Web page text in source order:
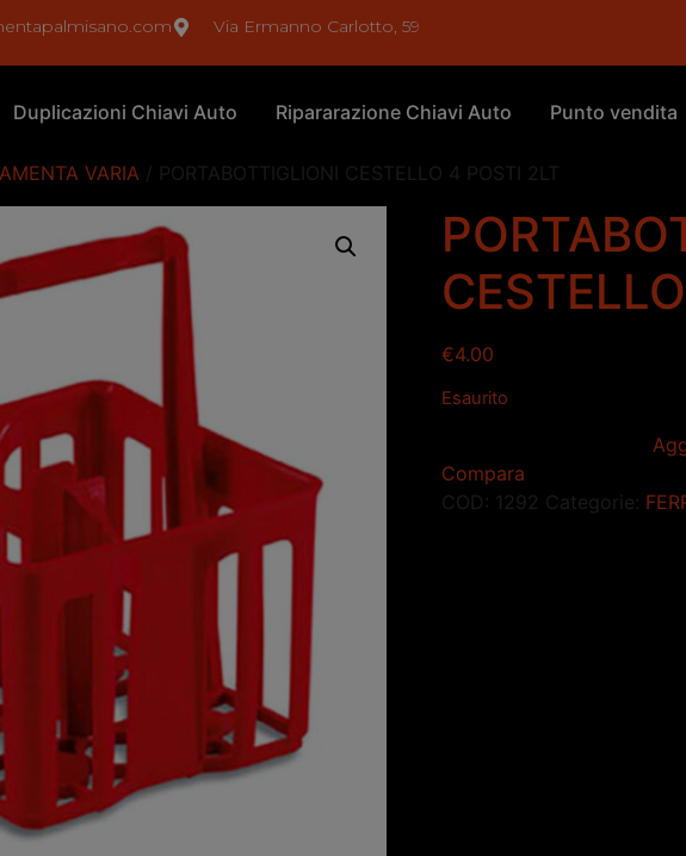
Via Ermanno Carlotto, 59
Duplicazioni Chiavi Auto Ripararazione Chiavi Auto Punto vendita
VARIA / PORTABOTTIGLIONI CESTELLO 4 POSTI 2LT
€4.00
Esaurito
Compara
COD: 1292 Categorie: